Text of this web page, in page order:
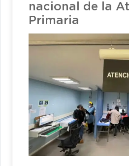
nacional de la
Primaria